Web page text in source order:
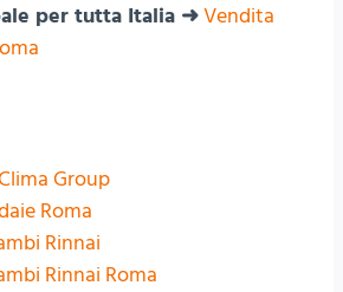
per tutta Italia ➜Vendita
Group
Roma
Rinnai
Rinnai Roma